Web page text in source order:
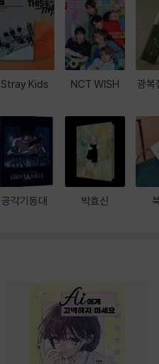
Stray Kids
공각기동대
NCT WISH
박효신
광복